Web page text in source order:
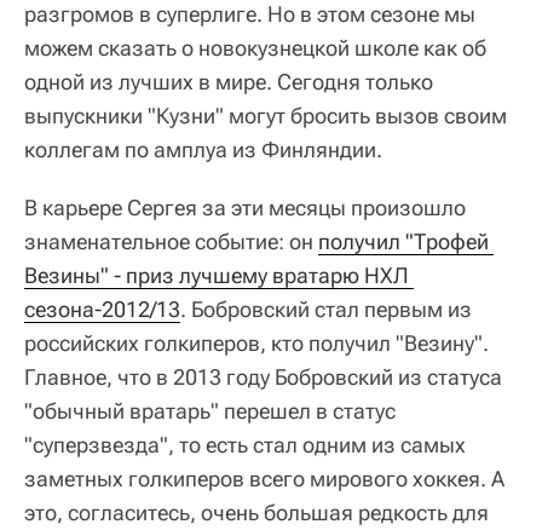
разгромов в суперлиге. Но в этом сезоне мы
можем сказать о новокузнецкой школе как об
одной из лучших в мире. Сегодня только
выпускники "Кузни" могут бросить вызов своим
коллегам по амплуа из Финляндии.
В карьере Сергея за эти месяцы произошло
знаменательное событие: он получил "Трофей
Везины" - приз лучшему вратарю НХЛ
сезона-2012/13. Бобровский стал первым из
российских голкиперов, кто получил "Везину".
Главное, что в 2013 году Бобровский из статуса
"обычный вратарь" перешел в статус
"суперзвезда", то есть стал одним из самых
заметных голкиперов всего мирового хоккея. А
это, согласитесь, очень большая редкость для